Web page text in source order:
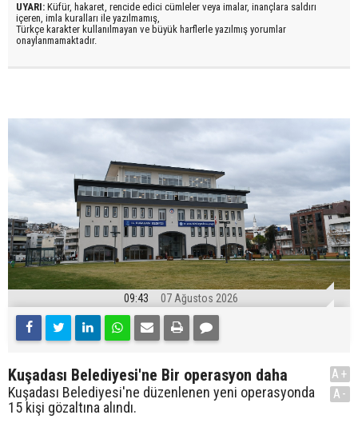
UYARI: Küfür, hakaret, rencide edici cümleler veya imalar, inançlara saldırı
içeren, imla kuralları ile yazılmamış,
Türkçe karakter kullanılmayan ve büyük harflerle yazılmış yorumlar
onaylanmamaktadır.
09:43 07 Ağustos 2026
Kuşadası Belediyesi'ne Bir operasyon daha
Kuşadası Belediyesi'ne düzenlenen yeni operasyonda
15 kişi gözaltına alındı.
A+
A-